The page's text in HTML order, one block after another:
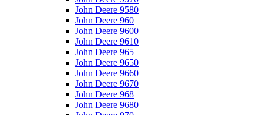
John Deere 9580
John Deere 960
John Deere 9600
John Deere 9610
John Deere 965
John Deere 9650
John Deere 9660
John Deere 9670
John Deere 968
John Deere 9680